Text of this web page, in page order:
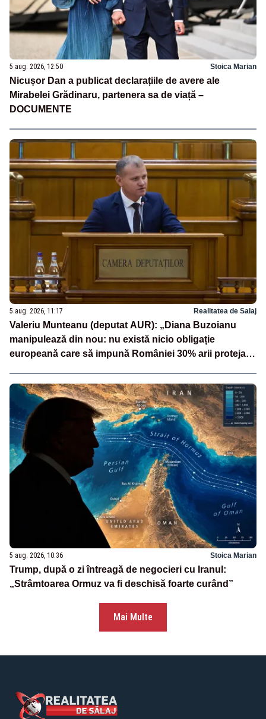
5 aug. 2026, 12:50 Stoica Marian
Nicușor Dan a publicat declarațiile de avere ale
Mirabelei Grădinaru, partenera sa de viață –
DOCUMENTE
5 aug. 2026, 11:17 Realitatea de Salaj
Valeriu Munteanu (deputat AUR): „Diana Buzoianu
manipulează din nou: nu există nicio obligație
europeană care să impună României 30% arii protejate
5 aug. 2026, 10:36 Stoica Marian
Trump, după o zi întreagă de negocieri cu Iranul:
„Strâmtoarea Ormuz va fi deschisă foarte curând”
Mai Multe